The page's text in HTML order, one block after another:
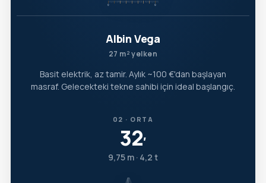
Albin Vega
27 m² yelken
Basit elektrik, az tamir. Aylık ~100 €'dan başlayan
masraf. Gelecekteki tekne sahibi için ideal başlangıç.
02 · ORTA
32′
9,75 m · 4,2 t